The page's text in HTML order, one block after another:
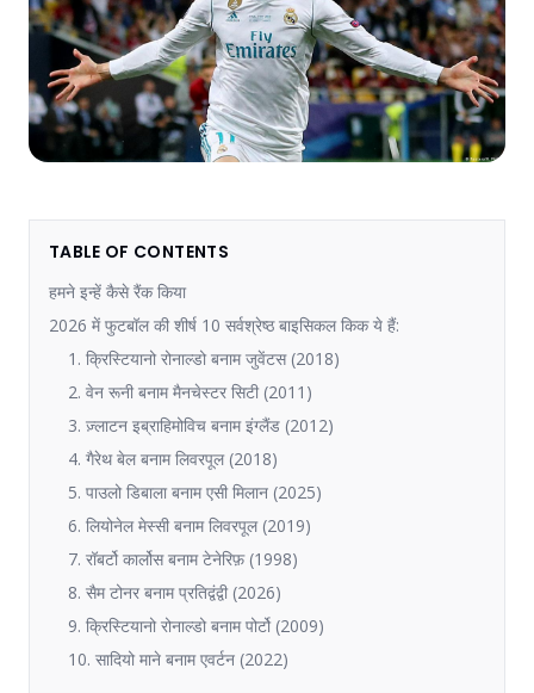
TABLE OF CONTENTS
हमने इन्हें कैसे रैंक किया
2026 में फुटबॉल की शीर्ष 10 सर्वश्रेष्ठ बाइसिकल किक ये हैं:
1. क्रिस्टियानो रोनाल्डो बनाम जुवेंटस (2018)
2. वेन रूनी बनाम मैनचेस्टर सिटी (2011)
3. ज़्लाटन इब्राहिमोविच बनाम इंग्लैंड (2012)
4. गैरेथ बेल बनाम लिवरपूल (2018)
5. पाउलो डिबाला बनाम एसी मिलान (2025)
6. लियोनेल मेस्सी बनाम लिवरपूल (2019)
7. रॉबर्टो कार्लोस बनाम टेनेरिफ़ (1998)
8. सैम टोनर बनाम प्रतिद्वंद्वी (2026)
9. क्रिस्टियानो रोनाल्डो बनाम पोर्टो (2009)
10. सादियो माने बनाम एवर्टन (2022)